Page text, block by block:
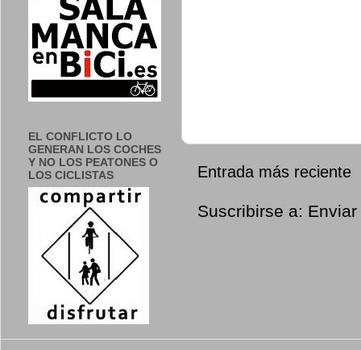
Entrada más reciente
Suscribirse a:
EL CONFLICTO LO
GENERAN LOS COCHES
Y NO LOS PEATONES O
LOS CICLISTAS